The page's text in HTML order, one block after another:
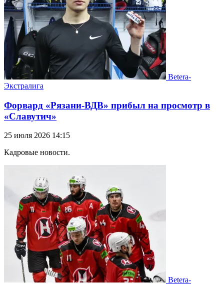
Betera-
Экстралига
Форвард «Рязани-ВДВ» прибыл на просмотр в
«Славутич»
25 июля 2026 14:15
Кадровые новости.
Betera-